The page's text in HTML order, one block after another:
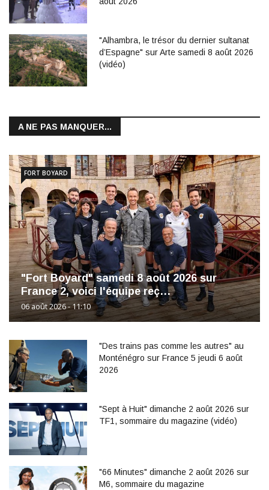
"Alhambra, le trésor du dernier sultanat
d’Espagne" sur Arte samedi 8 août 2026
(vidéo)
A NE PAS MANQUER...
"Fort Boyard" samedi 8 août 2026 sur
France 2, voici l'équipe reç…
06 août 2026 - 11:10
FORT BOYARD
"Des trains pas comme les autres" au
Monténégro sur France 5 jeudi 6 août
2026
"Sept à Huit" dimanche 2 août 2026 sur
TF1, sommaire du magazine (vidéo)
"66 Minutes" dimanche 2 août 2026 sur
M6, sommaire du magazine